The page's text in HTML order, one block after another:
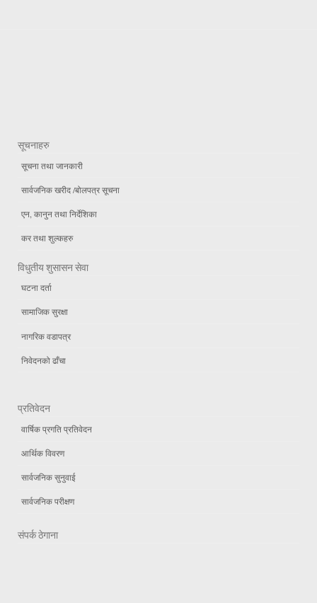
सूचनाहरु
सूचना तथा जानकारी
सार्वजनिक खरीद /बोलपत्र सूचना
एन, कानुन तथा निर्देशिका
कर तथा शुल्कहरु
विधुतीय शुसासन सेवा
घटना दर्ता
सामाजिक सुरक्षा
नागरिक वडापत्र
निवेदनको ढाँचा
प्रतिवेदन
वार्षिक प्रगति प्रतिवेदन
आर्थिक विवरण
सार्वजनिक सुनुवाई
सार्वजनिक परीक्षण
संपर्क ठेगाना